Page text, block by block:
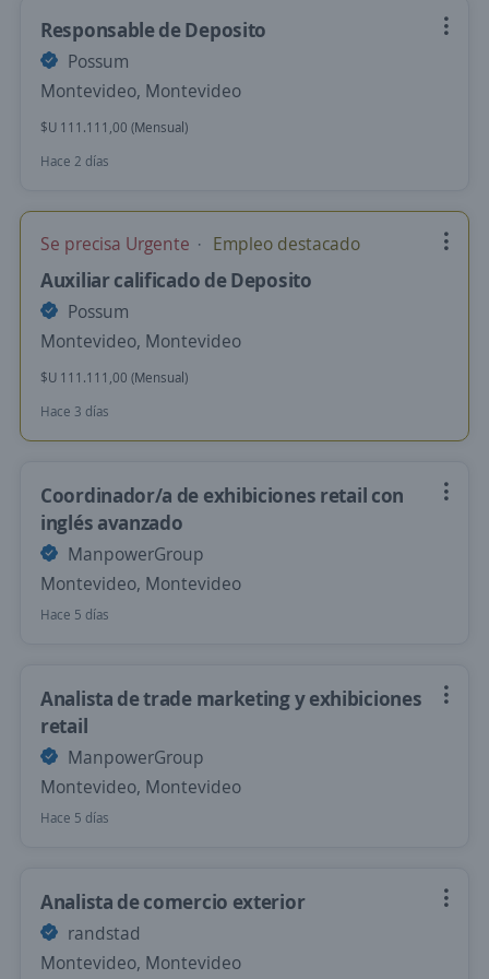
Responsable de Deposito
Possum
Montevideo, Montevideo
$U 111.111,00 (Mensual)
Hace 2 días
Se precisa Urgente Empleo destacado
Auxiliar calificado de Deposito
Possum
Montevideo, Montevideo
$U 111.111,00 (Mensual)
Hace 3 días
Coordinador/a de exhibiciones retail con
inglés avanzado
ManpowerGroup
Montevideo, Montevideo
Hace 5 días
Analista de trade marketing y exhibiciones
retail
ManpowerGroup
Montevideo, Montevideo
Hace 5 días
Analista de comercio exterior
randstad
Montevideo, Montevideo